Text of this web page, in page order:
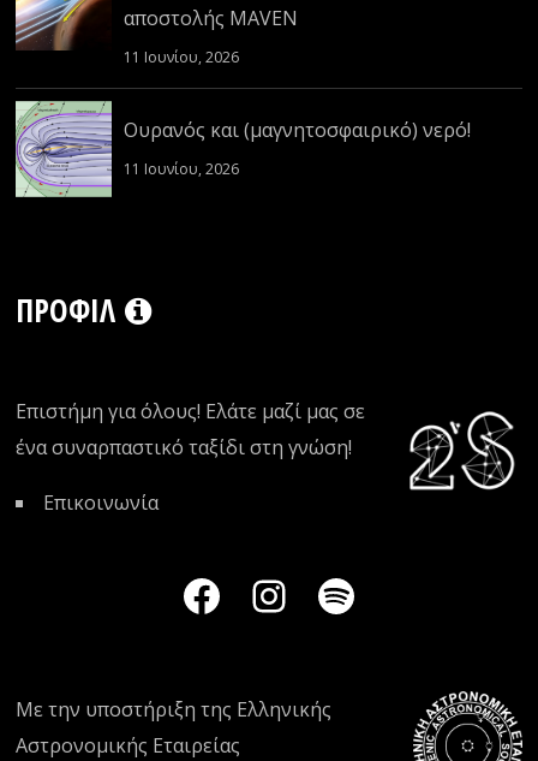
αποστολής MAVEN
11 Ιουνίου, 2026
Ουρανός και (μαγνητοσφαιρικό) νερό!
11 Ιουνίου, 2026
ΠΡΟΦΊΛ
Επιστήμη για όλους! Ελάτε μαζί μας σε
ένα συναρπαστικό ταξίδι στη γνώση!
Επικοινωνία
Με την υποστήριξη της Ελληνικής
Αστρονομικής Εταιρείας